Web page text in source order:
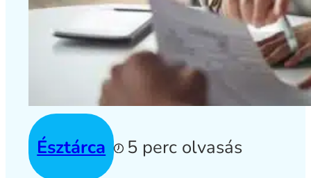
Észtárca 5 perc olvasás